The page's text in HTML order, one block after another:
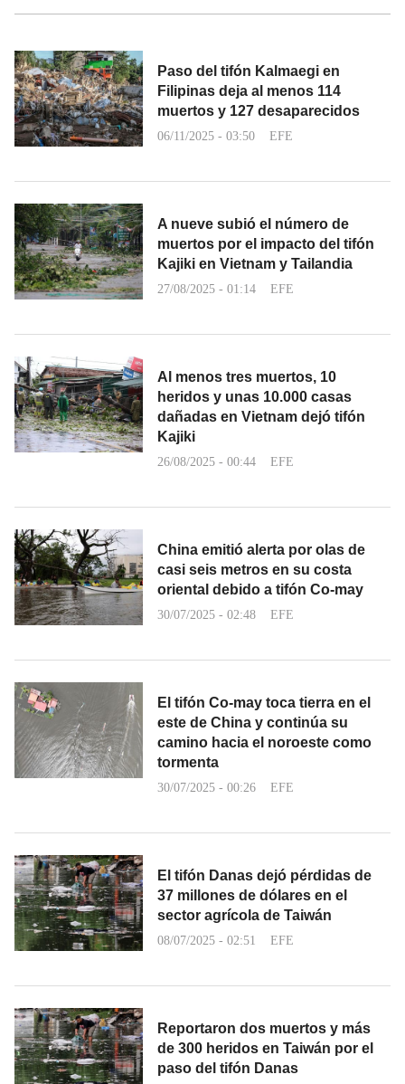
Paso del tifón Kalmaegi en
Filipinas deja al menos 114
muertos y 127 desaparecidos
06/11/2025 - 03:50 EFE
A nueve subió el número de
muertos por el impacto del tifón
Kajiki en Vietnam y Tailandia
27/08/2025 - 01:14 EFE
Al menos tres muertos, 10
heridos y unas 10.000 casas
dañadas en Vietnam dejó tifón
Kajiki
26/08/2025 - 00:44 EFE
China emitió alerta por olas de
casi seis metros en su costa
oriental debido a tifón Co-may
30/07/2025 - 02:48 EFE
El tifón Co-may toca tierra en el
este de China y continúa su
camino hacia el noroeste como
tormenta
30/07/2025 - 00:26 EFE
El tifón Danas dejó pérdidas de
37 millones de dólares en el
sector agrícola de Taiwán
08/07/2025 - 02:51 EFE
Reportaron dos muertos y más
de 300 heridos en Taiwán por el
paso del tifón Danas